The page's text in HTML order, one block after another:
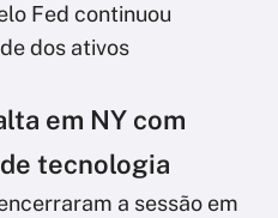
Fed continuou
dos ativos
em NY com
tecnologia
a sessão em